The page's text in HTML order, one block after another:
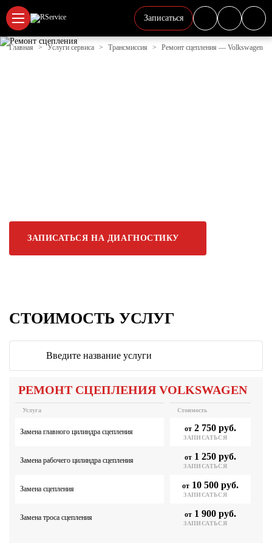
Записаться
Главная Услуги сервиса Трансмиссия Ремонт сцепления — Volkswagen
ЗАПИСАТЬСЯ НА ДИАГНОСТИКУ
СТОИМОСТЬ УСЛУГ
РЕМОНТ СЦЕПЛЕНИЯ VOLKSWAGEN
Услуга Стоимость
Замена главного цилиндра сцепления от 2 750 руб.
ЗАПИСАТЬСЯ
Замена рабочего цилиндра сцепления от 1 250 руб.
ЗАПИСАТЬСЯ
Замена сцепления от 10 500 руб.
ЗАПИСАТЬСЯ
Замена троса сцепления от 1 900 руб.
ЗАПИСАТЬСЯ